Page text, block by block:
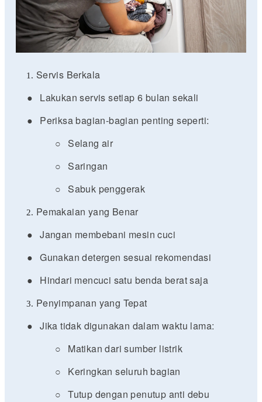
Servis Berkala
●
Lakukan servis setiap 6 bulan sekali
●
Periksa bagian-bagian penting seperti:
○ Selang air
○ Saringan
○ Sabuk penggerak
Pemakaian yang Benar
● Jangan membebani mesin cuci
● Gunakan detergen sesuai rekomendasi
●
Hindari mencuci satu benda berat saja
Penyimpanan yang Tepat
● Jika tidak digunakan dalam waktu lama:
○
Matikan dari sumber listrik
○
Keringkan seluruh bagian
○ Tutup dengan penutup anti debu